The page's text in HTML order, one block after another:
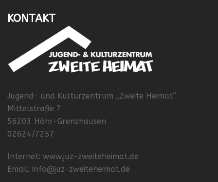
KONTAKT
Jugend- und Kulturzentrum „Zweite Heimat“
Mittelstraße 7
56203 Höhr-Grenzhausen
02624/7257
Internet: www.juz-zweiteheimat.de
Email: info@juz-zweiteheimat.de